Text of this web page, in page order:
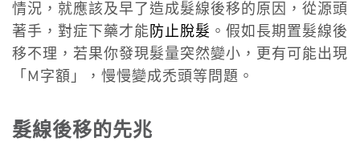
情況，就應該及早了造成髮線後移的原因，從源頭
著手，對症下藥才能 防止脫髮 。假如長期置髮線後
移不理，若果你發現髮量突然變小，更有可能出現
「M字額」，慢慢變成禿頭等問題。
髮線後移的先兆